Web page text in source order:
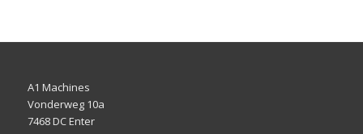
A1 Machines
Vonderweg 10a
7468 DC Enter